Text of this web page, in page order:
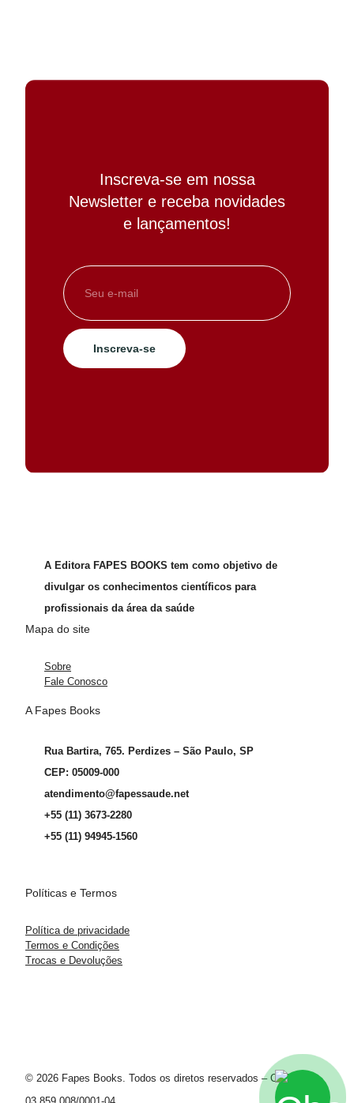
Inscreva-se em nossa
Newsletter e receba novidades
e lançamentos!
Inscreva-se
A Editora FAPES BOOKS tem como objetivo de
divulgar os conhecimentos científicos para
profissionais da área da saúde
Mapa do site
Sobre
Fale Conosco
A Fapes Books
Rua Bartira, 765. Perdizes – São Paulo, SP
CEP: 05009-000
atendimento@fapessaude.net
+55 (11) 3673-2280
+55 (11) 94945-1560
Políticas e Termos
Política de privacidade
Termos e Condições
Trocas e Devoluções
© 2026 Fapes Books. Todos os diretos reservados – CNPJ